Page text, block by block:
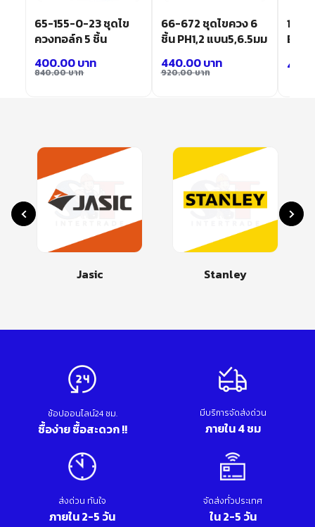
65-155-0-23 ชุดไข
ควงทอล์ก 5 ชิ้น
840.00บาท
400.00บาท
66-672 ชุดไขควง 6
ชิ้น PH1,2 แบน5,6.5มม
920.00บาท
440.00บาท
Jasic Stanley
ช้อปออนไลน์24 ชม.
ซื้อง่าย ซื้อสะดวก !!
มีบริการจัดส่งด่วน
ภายใน 4 ชม
ส่งด่วน ทันใจ
ภายใน 2-5 วัน
จัดส่งทั่วประเทศ
ใน 2-5 วัน